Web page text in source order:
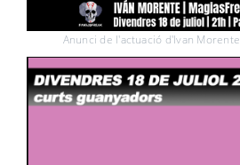
Anunci de l'actuació d'Ivan